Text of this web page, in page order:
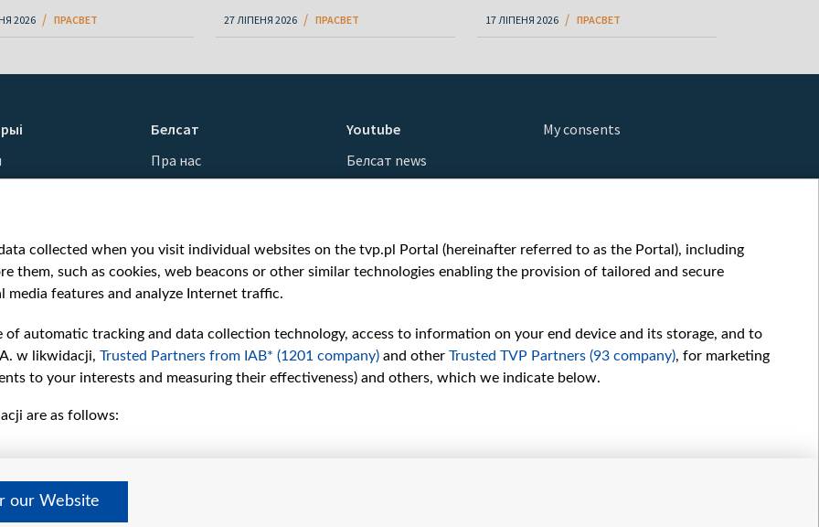
2026 ПРАСВЕТ 27 ЛІПЕНЯ 2026 ПРАСВЕТ 17 ЛІПЕНЯ 2026 ПРАСВЕТ
Белсат
Пра нас
Кантакты
Як нас глядзець
Узнагароды
Міжнародная супраца
Ціск з боку ўладаў
Беларусі
Як нас падтрымаць
Youtube
Белсат news
Белсат Shorts
Belsat English
Biełsat PL
Белсат History
Белсат Music
Белсат Doc
My consents
collected when you visit individual websites on the tvp.pl Portal (hereinafter referred to as the Portal), including
them, such as cookies, web beacons or other similar technologies enabling the provision of tailored and secure
media features and analyze Internet traffic.
automatic tracking and data collection technology, access to information on your end device and its storage, and to
w likwidacji, Trusted Partners from IAB* (1201 company) and other Trusted TVP Partners (93 company), for marketing
to your interests and measuring their effectiveness) and others, which we indicate below.
are as follows:
our Website